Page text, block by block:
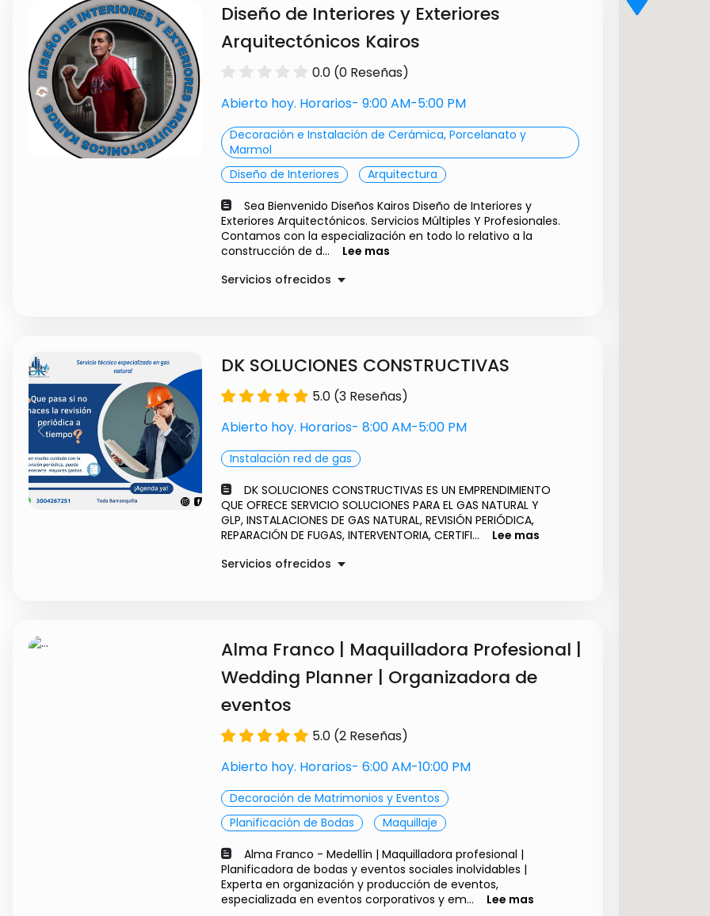
Pinturas
Precio a convenir
Diseño de Interiores y Exteriores
Arquitectónicos Kairos
0.0 (0 Reseñas)
Abierto hoy. Horarios- 9:00 AM-5:00 PM
Decoración e Instalación de Cerámica, Porcelanato y
Marmol
Diseño de Interiores
Arquitectura
Sea Bienvenido Diseños Kairos Diseño de Interiores y
Exteriores Arquitectónicos. Servicios Múltiples Y Profesionales.
Contamos con la especialización en todo lo relativo a la
construcción de d...
Lee mas
Servicios ofrecidos
Previous Next
DK SOLUCIONES CONSTRUCTIVAS
5.0 (3 Reseñas)
Abierto hoy. Horarios- 8:00 AM-5:00 PM
Instalación red de gas
DK SOLUCIONES CONSTRUCTIVAS ES UN EMPRENDIMIENTO
QUE OFRECE SERVICIO SOLUCIONES PARA EL GAS NATURAL Y
GLP, INSTALACIONES DE GAS NATURAL, REVISIÓN PERIÓDICA,
REPARACIÓN DE FUGAS, INTERVENTORIA, CERTIFI...
Lee mas
Servicios ofrecidos
CINCO AÑOS
INSTALACIÓN DE ESTUFAS A GAS
$ 60000.00
INTERVENTORÍA O REVISIÓN PREVIA PARA
$ 70000.00
Alma Franco | Maquilladora Profesional |
Wedding Planner | Organizadora de
eventos
5.0 (2 Reseñas)
Abierto hoy. Horarios- 6:00 AM-10:00 PM
Decoración de Matrimonios y Eventos
Planificación de Bodas
Maquillaje
Alma Franco - Medellín | Maquilladora profesional |
Planificadora de bodas y eventos sociales inolvidables |
Experta en organización y producción de eventos,
especializada en eventos corporativos y em...
Lee mas